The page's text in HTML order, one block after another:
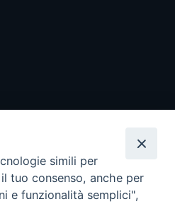
simili per
tuo consenso, anche per
e funzionalità semplici",